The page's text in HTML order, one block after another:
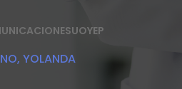
YOLANDA